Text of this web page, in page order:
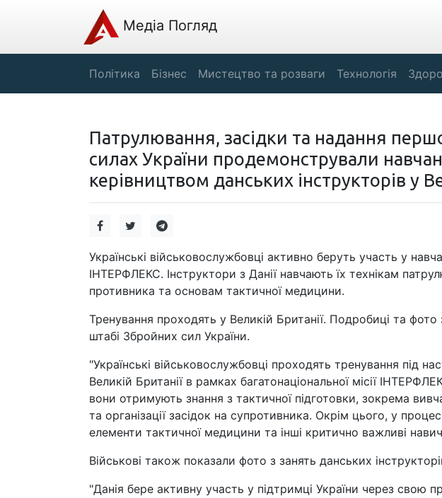
Медіа Погляд
Політика Бізнес Мистецтво та розваги Технологія
Патрулювання, засідки та надання
силах України продемонстрували
керівництвом данських інструкторів у
Українські військовослужбовці активно беруть участь у
ІНТЕРФЛЕКС. Інструктори з Данії навчають їх технікам
противника та основам тактичної медицини.
Тренування проходять у Великій Британії. Подробиці та
штабі Збройних сил України.
"Українські військовослужбовці проходять тренування під
Великій Британії в рамках багатонаціональної місії
вони отримують знання з тактичної підготовки, зокрема
та організації засідок на супротивника. Окрім цього, у
елементи тактичної медицини та інші критично важливі
Військові також показали фото з занять данських
"Данія бере активну участь у підтримці України через свою